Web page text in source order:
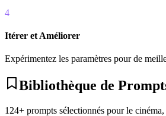
4
Itérer et Améliorer
Expérimentez les paramètres pour de
Bibliothèque de
124+ prompts sélectionnés pour le